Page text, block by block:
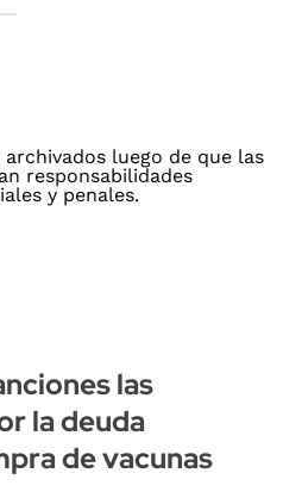
las
la deuda
de vacunas